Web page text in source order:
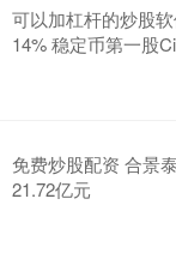
可以加杠杆的炒股
14% 稳定币第一股
免费炒股配资 合景
21.72亿元